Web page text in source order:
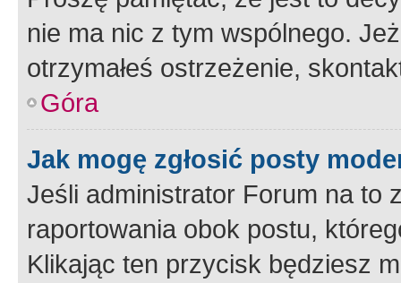
nie ma nic z tym wspólnego.
otrzymałeś ostrzeżenie,
Góra
Jak mogę zgłosić posty
Jeśli administrator Forum na to
raportowania obok postu,
Klikając ten przycisk będziesz